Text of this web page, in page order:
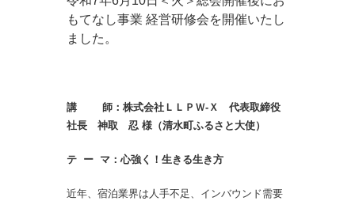
もてなし事業 経営研修会を開催いたし
ました。
講 師：株式会社ＬＬＰＷ‐Ｘ 代表取締役
社長 神取 忍 様（清水町ふるさと大使）
テ ー マ：心強く！生きる生き方
近年、宿泊業界は人手不足、インバウンド需要